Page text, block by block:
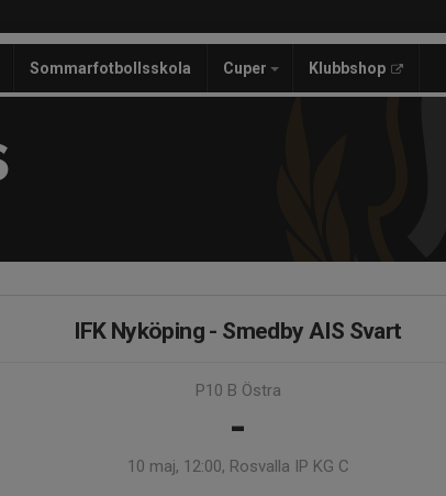
Sommarfotbollsskola Cuper Klubbshop
IFK Nyköping - Smedby AIS Svart
P10 B Östra
-
10 maj, 12:00, Rosvalla IP KG C